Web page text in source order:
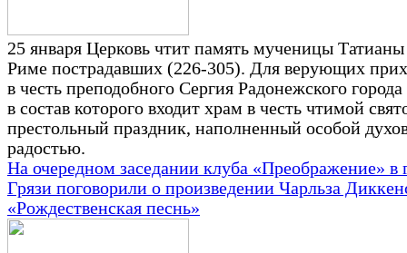
25 января Церковь чтит память мученицы
Риме пострадавших (226-305). Для верующих
в честь преподобного Сергия Радонежского
в состав которого входит храм в честь чтимой
престольный праздник, наполненный особой
радостью.
На очередном заседании клуба «Преображение» в
Грязи поговорили о произведении Чарльза
«Рождественская песнь»